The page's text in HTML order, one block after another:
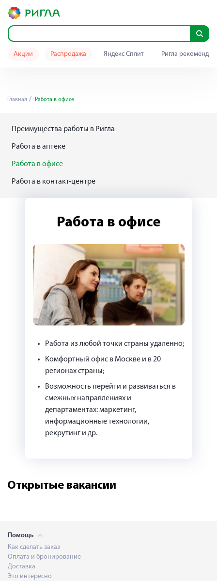
Акции Распродажа Яндекс Сплит Ригла
Главная Работа в офисе
Преимущества работы в Ригла
Работа в аптеке
Работа в офисе
Работа в контакт-центре
Работа в офисе
Работа из любой точки страны удаленно;
Комфортный офис в Москве и в 20
регионах страны;
Возможность перейти и развиваться в
смежных направлениях и
департаментах: маркетинг,
информационные технологии,
рекрутинг и др.
Открытые вакансии
Помощь
Как сделать заказ
Оплата и бронирование
Доставка
Это интересно